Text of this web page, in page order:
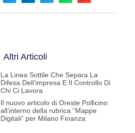
Altri Articoli
La Linea Sottile Che Separa La
Difesa Dell’impresa E Il Controllo Di
Chi Ci Lavora
Il nuovo articolo di Oreste Pollicino
all’interno della rubrica “Mappe
Digitali” per Milano Finanza